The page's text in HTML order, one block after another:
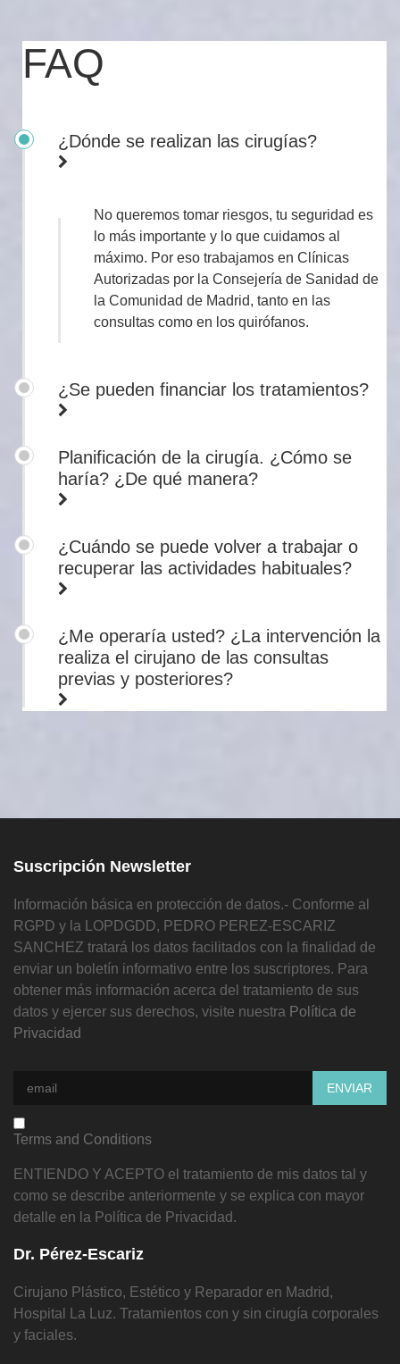
FAQ
¿Dónde se realizan las cirugías?
No queremos tomar riesgos, tu seguridad es
lo más importante y lo que cuidamos al
máximo. Por eso trabajamos en Clínicas
Autorizadas por la Consejería de Sanidad de
la Comunidad de Madrid, tanto en las
consultas como en los quirófanos.
¿Se pueden financiar los tratamientos?
Planificación de la cirugía. ¿Cómo se
haría? ¿De qué manera?
¿Cuándo se puede volver a trabajar o
recuperar las actividades habituales?
¿Me operaría usted? ¿La intervención la
realiza el cirujano de las consultas
previas y posteriores?
Suscripción Newsletter
Información básica en protección de datos.- Conforme al
RGPD y la LOPDGDD, PEDRO PEREZ-ESCARIZ
SANCHEZ tratará los datos facilitados con la finalidad de
enviar un boletín informativo entre los suscriptores. Para
obtener más información acerca del tratamiento de sus
datos y ejercer sus derechos, visite nuestra Política de
Privacidad
Terms and Conditions
ENTIENDO Y ACEPTO el tratamiento de mis datos tal y
como se describe anteriormente y se explica con mayor
detalle en la Política de Privacidad.
Dr. Pérez-Escariz
Cirujano Plástico, Estético y Reparador en Madrid,
Hospital La Luz. Tratamientos con y sin cirugía corporales
y faciales.